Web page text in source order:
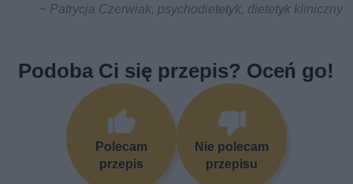
~ Patrycja Czerwiak, psychodietetyk, dietetyk kliniczny
Podoba Ci się przepis? Oceń go!
Polecam
przepis
Nie polecam
przepisu